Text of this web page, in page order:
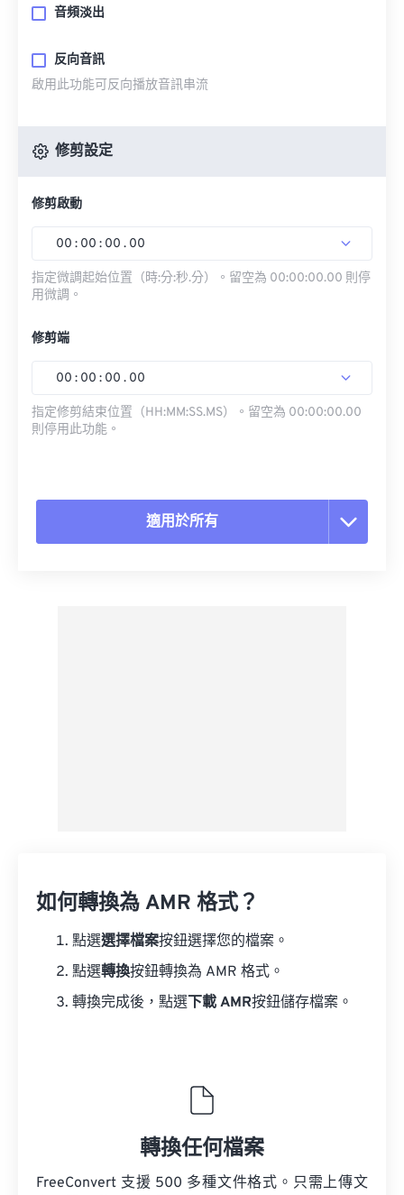
音頻淡出
反向音訊
啟用此功能可反向播放音訊串流
修剪設定
修剪啟動
00 : 00 : 00 . 00
指定微調起始位置（時:分:秒.分）。留空為 00:00:00.00 則停
用微調。
修剪端
00 : 00 : 00 . 00
指定修剪結束位置（HH:MM:SS.MS）。留空為 00:00:00.00
則停用此功能。
適用於所有
如何轉換為 AMR 格式？
點選選擇檔案按鈕選擇您的檔案。
點選轉換按鈕轉換為 AMR 格式。
轉換完成後，點選 下載 AMR按鈕儲存檔案。
轉換任何檔案
FreeConvert 支援 500 多種文件格式。只需上傳文